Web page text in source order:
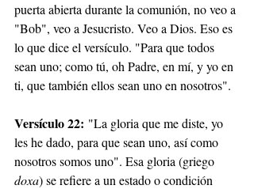
puerta abierta durante la comunión, no veo a
"Bob", veo a Jesucristo. Veo a Dios. Eso es
lo que dice el versículo. "Para que todos
sean uno; como tú, oh Padre, en mí, y yo en
ti, que también ellos sean uno en nosotros".
Versículo 22: "La gloria que me diste, yo
les he dado, para que sean uno, así como
nosotros somos uno". Esa gloria (griego
doxa) se refiere a un estado o condición